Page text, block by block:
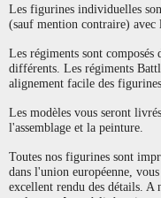
Les figurines individuelles
(sauf mention contraire) avec
Les régiments sont
différents. Les régiments
alignement facile des figurines.
Les modèles vous seront livrés
l'assemblage et la peinture.
Toutes nos figurines sont
dans l'union européenne,
excellent rendu des détails.